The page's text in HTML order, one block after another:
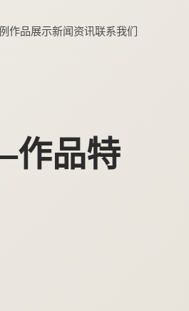
作品展示新闻资讯联系我们
作品特